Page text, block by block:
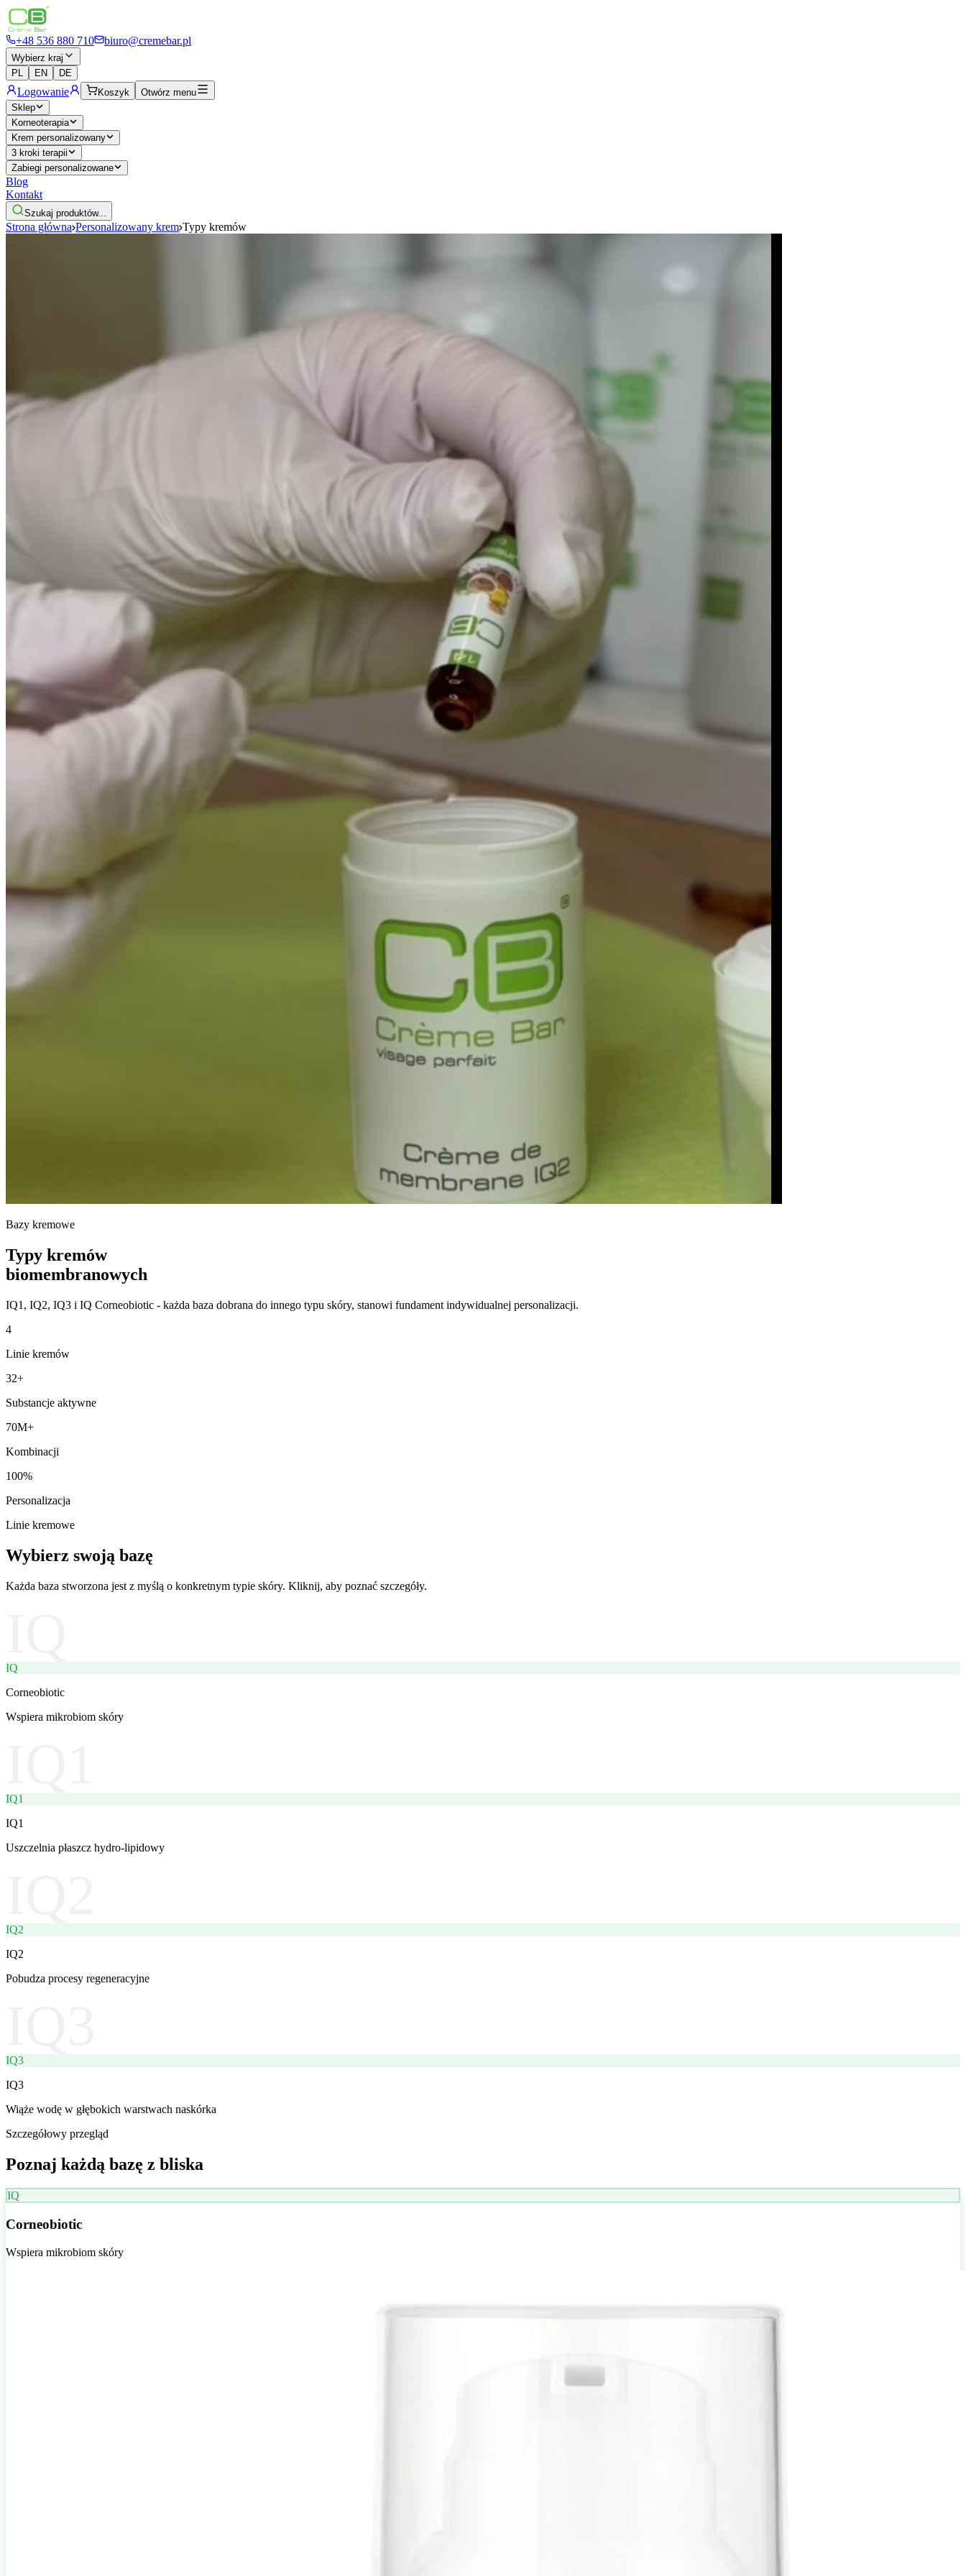
+48 536 880 710 biuro@cremebar.pl
Wybierz kraj
PL
EN DE
Logowanie Koszyk
Otwórz menu
Sklep
Korneoterapia
Krem personalizowany
3 kroki terapii
Zabiegi personalizowane
Blog
Kontakt
Szukaj produktów...
Strona główna Personalizowany krem Typy kremów
Bazy kremowe
Typy kremów
biomembranowych
IQ1, IQ2, IQ3 i IQ Corneobiotic - każda baza dobrana do innego typu skóry, stanowi fundament indywidualnej personalizacji.
4
Linie kremów
32+
Substancje aktywne
70M+
Kombinacji
100%
Personalizacja
Linie kremowe
Wybierz swoją bazę
Każda baza stworzona jest z myślą o konkretnym typie skóry. Kliknij, aby poznać szczegóły.
IQ
Corneobiotic
Wspiera mikrobiom skóry
IQ1
IQ1
Uszczelnia płaszcz hydro-lipidowy
IQ2
IQ2
Pobudza procesy regeneracyjne
IQ3
IQ3
Wiąże wodę w głębokich warstwach naskórka
Szczegółowy przegląd
Poznaj każdą bazę z bliska
IQ
Corneobiotic
Wspiera mikrobiom skóry